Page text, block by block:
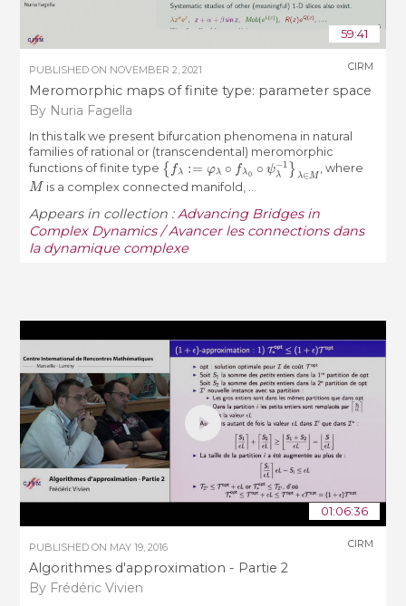
59:41
PUBLISHED ON NOVEMBER 2, 2021
Meromorphic maps of finite type: parameter space
By Nuria Fagella
CIRM
In this talk we present bifurcation phenomena in natural
families of rational or (transcendental) meromorphic
functions of finite type
{fλ:=φλ∘fλ 0∘ψ λ −1}λ∈M
, where
M
is a complex connected manifold, ...
Appears in collection : Advancing Bridges in
Complex Dynamics / Avancer les connections dans
la dynamique complexe
01:06:36
PUBLISHED ON MAY 19, 2016
Algorithmes d'approximation - Partie 2
By Frédéric Vivien
CIRM